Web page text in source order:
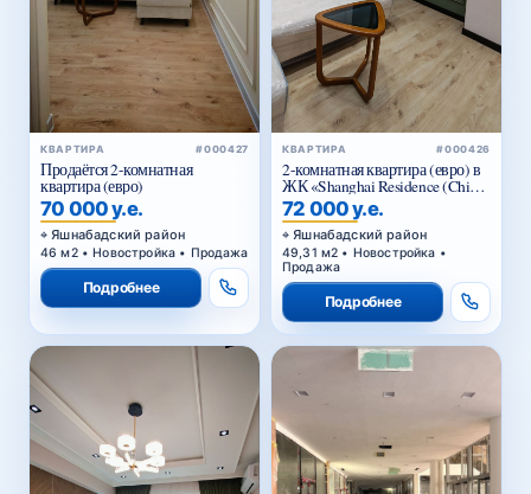
КВАРТИРА #000427
Продаётся 2-комнатная
квартира (евро)
70 000 у.е.
Яшнабадский район
46 м2 • Новостройка • Продажа
Подробнее
КВАРТИРА #000426
2-комнатная квартира (евро) в
ЖК «Shanghai Residence (China
House)»
72 000 у.е.
Яшнабадский район
49,31 м2 • Новостройка •
Продажа
Подробнее